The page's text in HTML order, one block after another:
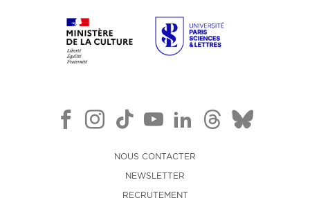
NOUS CONTACTER
NEWSLETTER
RECRUTEMENT